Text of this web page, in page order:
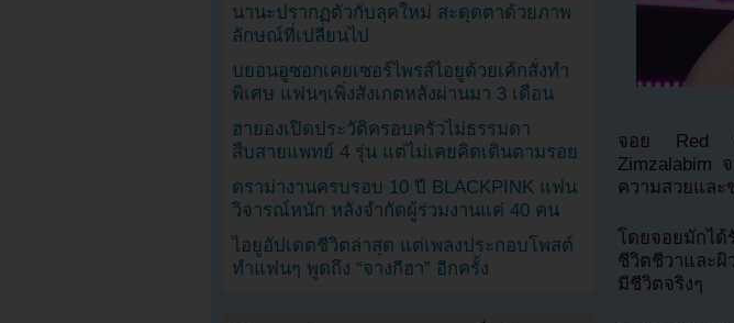
จอย Red
Zimzalabim
ความสวยและ
โดยจอยมักไ
ชีวิตชีวาและผิ
มีชีวิตจริงๆ
นานะปรากฏตัวกับลุคใหม่ สะดุดตาด้วยภาพ
ลักษณ์ที่เปลี่ยนไป
บยอนอูซอกเคยเซอร์ไพรส์ไอยูด้วยเค้กสั่งทำ
พิเศษ แฟนๆเพิ่งสังเกตหลังผ่านมา 3 เดือน
ฮายองเปิดประวัติครอบครัวไม่ธรรมดา
สืบสายแพทย์ 4 รุ่น แต่ไม่เคยคิดเดินตามรอย
ดราม่างานครบรอบ 10 ปี BLACKPINK แฟน
วิจารณ์หนัก หลังจำกัดผู้ร่วมงานแค่ 40 คน
ไอยูอัปเดตชีวิตล่าสุด แต่เพลงประกอบโพสต์
ทำแฟนๆ พูดถึง “จางกีฮา” อีกครั้ง